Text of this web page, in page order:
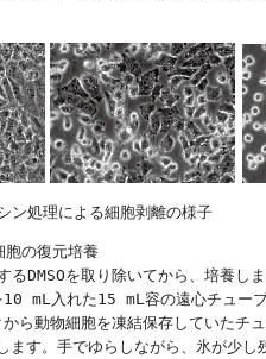
ン処理による細胞剥離の様子
胞の復元培養
DMSOを取り除いてから、培養しま
mL入れた15 mL容の遠心チューブ
ら動物細胞を凍結保存していたチ
。手でゆらしながら、氷が少し